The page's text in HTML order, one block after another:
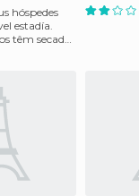
hóspedes
estadía.
têm secador